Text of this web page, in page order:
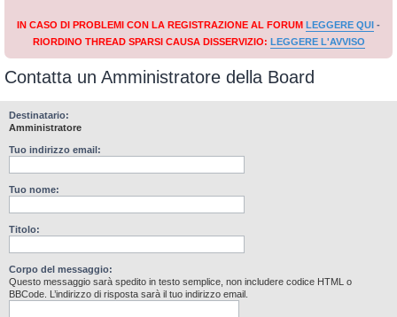
IN CASO DI PROBLEMI CON LA REGISTRAZIONE AL FORUM LEGGERE QUI -
RIORDINO THREAD SPARSI CAUSA DISSERVIZIO: LEGGERE L'AVVISO
Contatta un Amministratore della Board
Destinatario:
Amministratore
Tuo indirizzo email:
Tuo nome:
Titolo:
Corpo del messaggio:
Questo messaggio sarà spedito in testo semplice, non includere codice HTML o
BBCode. L’indirizzo di risposta sarà il tuo indirizzo email.